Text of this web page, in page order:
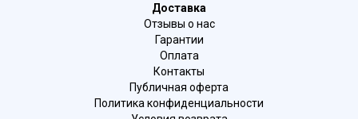
Доставка
Отзывы о нас
Гарантии
Оплата
Контакты
Публичная оферта
Политика конфиденциальности